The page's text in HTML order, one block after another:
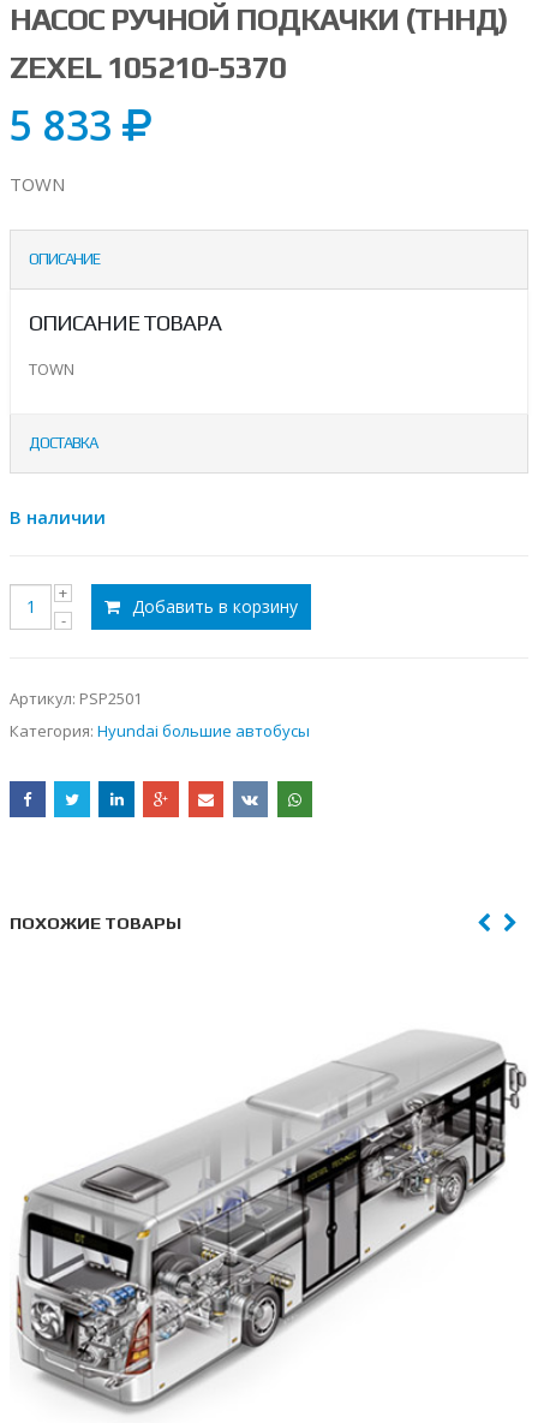
НАСОС РУЧНОЙ ПОДКАЧКИ (ТННД)
ZEXEL 105210-5370
5 833
TOWN
ОПИСАНИЕ
ОПИСАНИЕ ТОВАРА
TOWN
ДОСТАВКА
В наличии
Добавить в корзину
Артикул: PSP2501
Категория: Hyundai большие автобусы
ПОХОЖИЕ ТОВАРЫ